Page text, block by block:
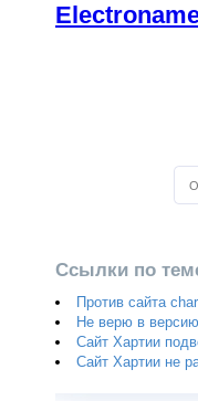
Ссылки по
Против сайта
Не верю в
Сайт Хартии
Сайт Хартии не